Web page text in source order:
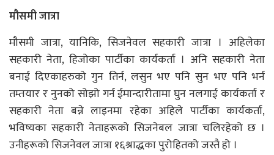
मौसमी जात्रा
मौसमी जात्रा, यानिकि, सिजनेवल सहकारी जात्रा । अहिलेका
सहकारी नेता, हिजोका पार्टीका कार्यकर्ता । अनि सहकारी नेता
बनाई दिएकाहरुको गुन तिर्न, लसुन भए पनि सुन भए पनि भर्न
तम्तयार र नुनको सोझो गर्न ईमान्दारीतामा घुन नलगाई कार्यकर्ता र
सहकारी नेता बन्ने लाइनमा रहेका अहिले पार्टीका कार्यकर्ता,
भविष्यका सहकारी नेताहरूको सिजनेबल जात्रा चलिरहेको छ ।
उनीहरूको सिजनेवल जात्रा १६श्राद्धका पुरोहितको जस्तै हो ।